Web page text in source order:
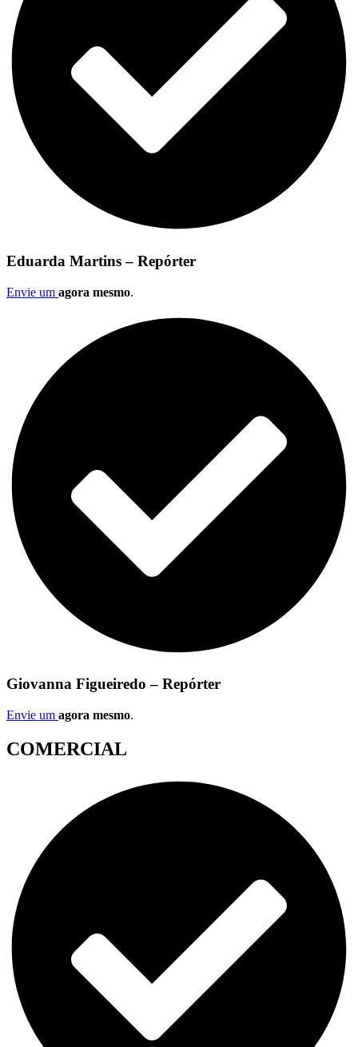
Eduarda Martins – Repórter
Envie um agora mesmo.
Giovanna Figueiredo – Repórter
Envie um agora mesmo.
COMERCIAL